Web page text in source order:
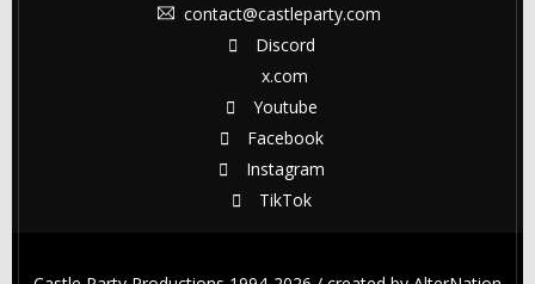
contact@castleparty.com
Discord
x.com
Youtube
Facebook
Instagram
TikTok